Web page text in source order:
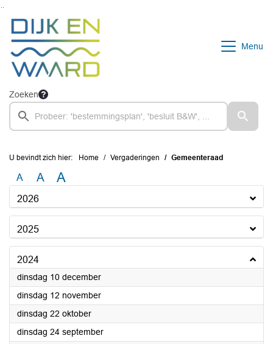
Menu
Zoeken
U bevindt zich hier: Home Vergaderingen Gemeenteraad
A A A
2026
2025
2024
dinsdag 10 december2024
dinsdag 12 november2024
dinsdag 22 oktober2024
dinsdag 24 september2024